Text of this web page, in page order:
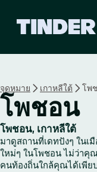
จุดหมาย เกาหลีใต้ โพ
โพชอน
โพชอน, เกาหลีใต้
มาดูสถานที่เดทปังๆ ในเ
ใหม่ๆ ในโพชอน ไม่ว่าคุ
คนท้องถิ่นใกล้คุณได้เพีย